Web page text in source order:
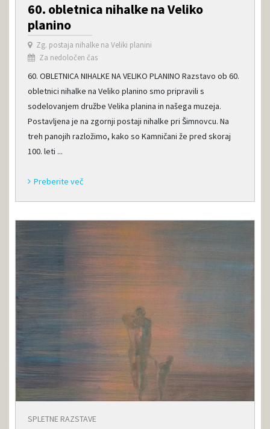
60. obletnica nihalke na Veliko
planino
Zg. postaja nihalke na Veliki planini
Za nedoločen čas
60. OBLETNICA NIHALKE NA VELIKO PLANINO Razstavo ob 60.
obletnici nihalke na Veliko planino smo pripravili s
sodelovanjem družbe Velika planina in našega muzeja.
Postavljena je na zgornji postaji nihalke pri Šimnovcu. Na
treh panojih razložimo, kako so Kamničani že pred skoraj
100. leti ...
Preberite več
SPLETNE RAZSTAVE